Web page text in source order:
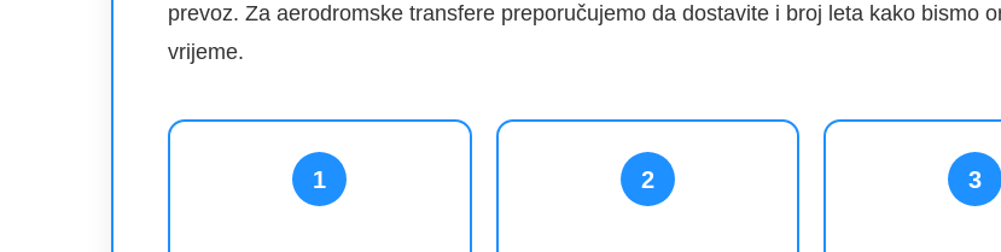
prevoz. Za aerodromske transfere preporučujemo da dostavite i broj leta kako bismo
vrijeme.
1 2 3